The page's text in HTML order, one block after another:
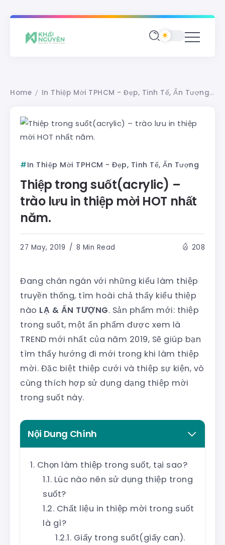
Home / In Thiệp Mời TPHCM - Đẹp, Tinh Tế, Ấn Tượng /
In Thiệp Mời TPHCM - Đẹp, Tinh Tế, Ấn Tượng
Thiệp trong suốt(acrylic) –
trào lưu in thiệp mời HOT nhất
năm.
27 May, 2019 8 Min Read 208
Đang chán ngán với những kiểu làm thiệp
truyền thống, tìm hoài chả thấy kiểu thiệp
nào LẠ & ẤN TƯỢNG. Sản phẩm mới: thiệp
trong suốt, một ấn phẩm được xem là
TREND mới nhất của năm 2019, Sẽ giúp bạn
tìm thấy hướng đi mới trong khi làm thiệp
mời. Đặc biệt thiệp cưới và thiệp sự kiện, vô
cùng thích hợp sử dụng dạng thiệp mời
trong suốt này.
Nội Dung Chính
Chọn làm thiệp trong suốt, tại sao?
Lúc nào nên sử dụng thiệp trong
suốt?
Chất liệu in thiệp mời trong suốt
là gì?
Giấy trong suốt(giấy can).